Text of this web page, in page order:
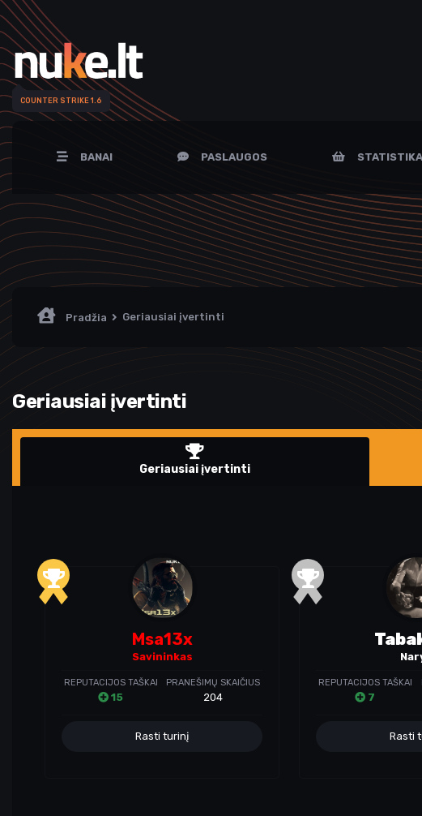
COUNTER STRIKE 1.6
BANAI PASLAUGOS STATISTIKA
Pradžia Geriausiai įvertinti
Geriausiai įvertinti
Geriausiai įvertinti
Msa13x
Savininkas
REPUTACIJOS TAŠKAI
15
PRANEŠIMŲ SKAIČIUS
204
Rasti turinį
REPUTACIJOS TAŠKAI
7
Rasti